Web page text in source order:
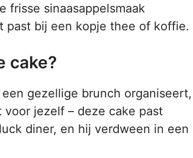
frisse sinaasappelsmaak
past bij een kopje thee of koffie.
cake?
gezellige brunch organiseert,
jezelf – deze cake past
diner, en hij verdween in een